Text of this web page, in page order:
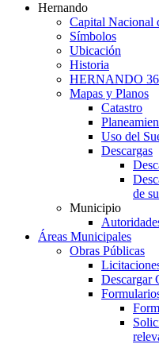
Hernando
Capital Nacional
Símbolos
Ubicación
Historia
HERNANDO
Mapas y Planos
Catastro
Uso del
Descargas
de
Municipio
Áreas Municipales
Obras Públicas
Descargar